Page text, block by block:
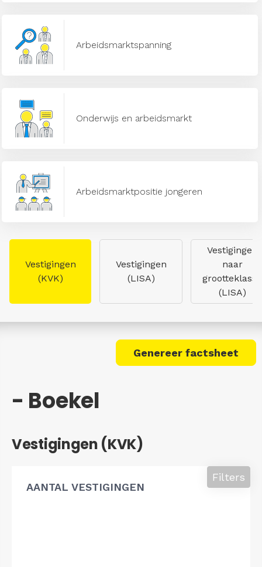
Arbeidsmarktspanning
Onderwijs en arbeidsmarkt
Arbeidsmarktpositie jongeren
Vestigingen
(KVK)
Vestigingen
(LISA)
Vestigingen
naar
grootteklasse
(LISA)
Genereer factsheet
- Boekel
Vestigingen (KVK)
AANTAL VESTIGINGEN
Filters